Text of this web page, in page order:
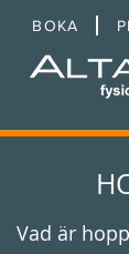
BOKA
Vad är